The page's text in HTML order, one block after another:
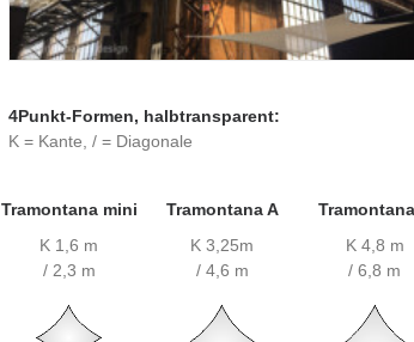
4Punkt-Formen, halbtransparent:
K = Kante, / = Diagonale
Tramontana mini
K 1,6 m
/ 2,3 m
Tramontana A
K 3,25m
/ 4,6 m
K 4,8 m
/ 6,8 m